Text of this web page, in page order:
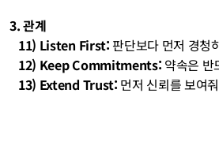
3. 관계
   11) Listen First:
판단보다 먼저 경청
   12) Keep Commitments:
약속은 반
   13) Extend Trust:
먼저 신뢰를 보여